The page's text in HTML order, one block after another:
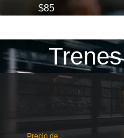
$85
Precio de